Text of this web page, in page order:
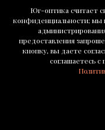
Юг-оптика считает
конфиденциальности; мы
предоставления
кнопку, вы даете
соглашаетесь